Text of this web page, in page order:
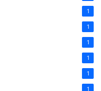
1
1
1
1
1
1